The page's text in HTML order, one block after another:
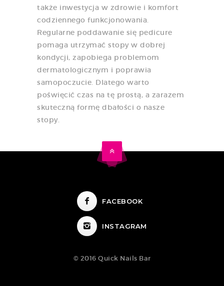
także inwestycja w zdrowie i komfort
codziennego funkcjonowania.
Regularne poddawanie się pedicure
pomaga utrzymać stopy w dobrej
kondycji, zapobiega problemom
dermatologicznym i poprawia
samopoczucie. Dlatego warto
poświęcić czas na tę prostą, a zarazem
skuteczną formę dbałości o nasze
stopy.
FACEBOOK
INSTAGRAM
© 2016 Quick Nails Bar